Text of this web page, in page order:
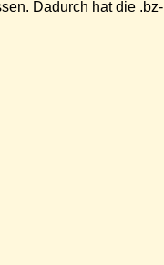
Dadurch hat die .bz-